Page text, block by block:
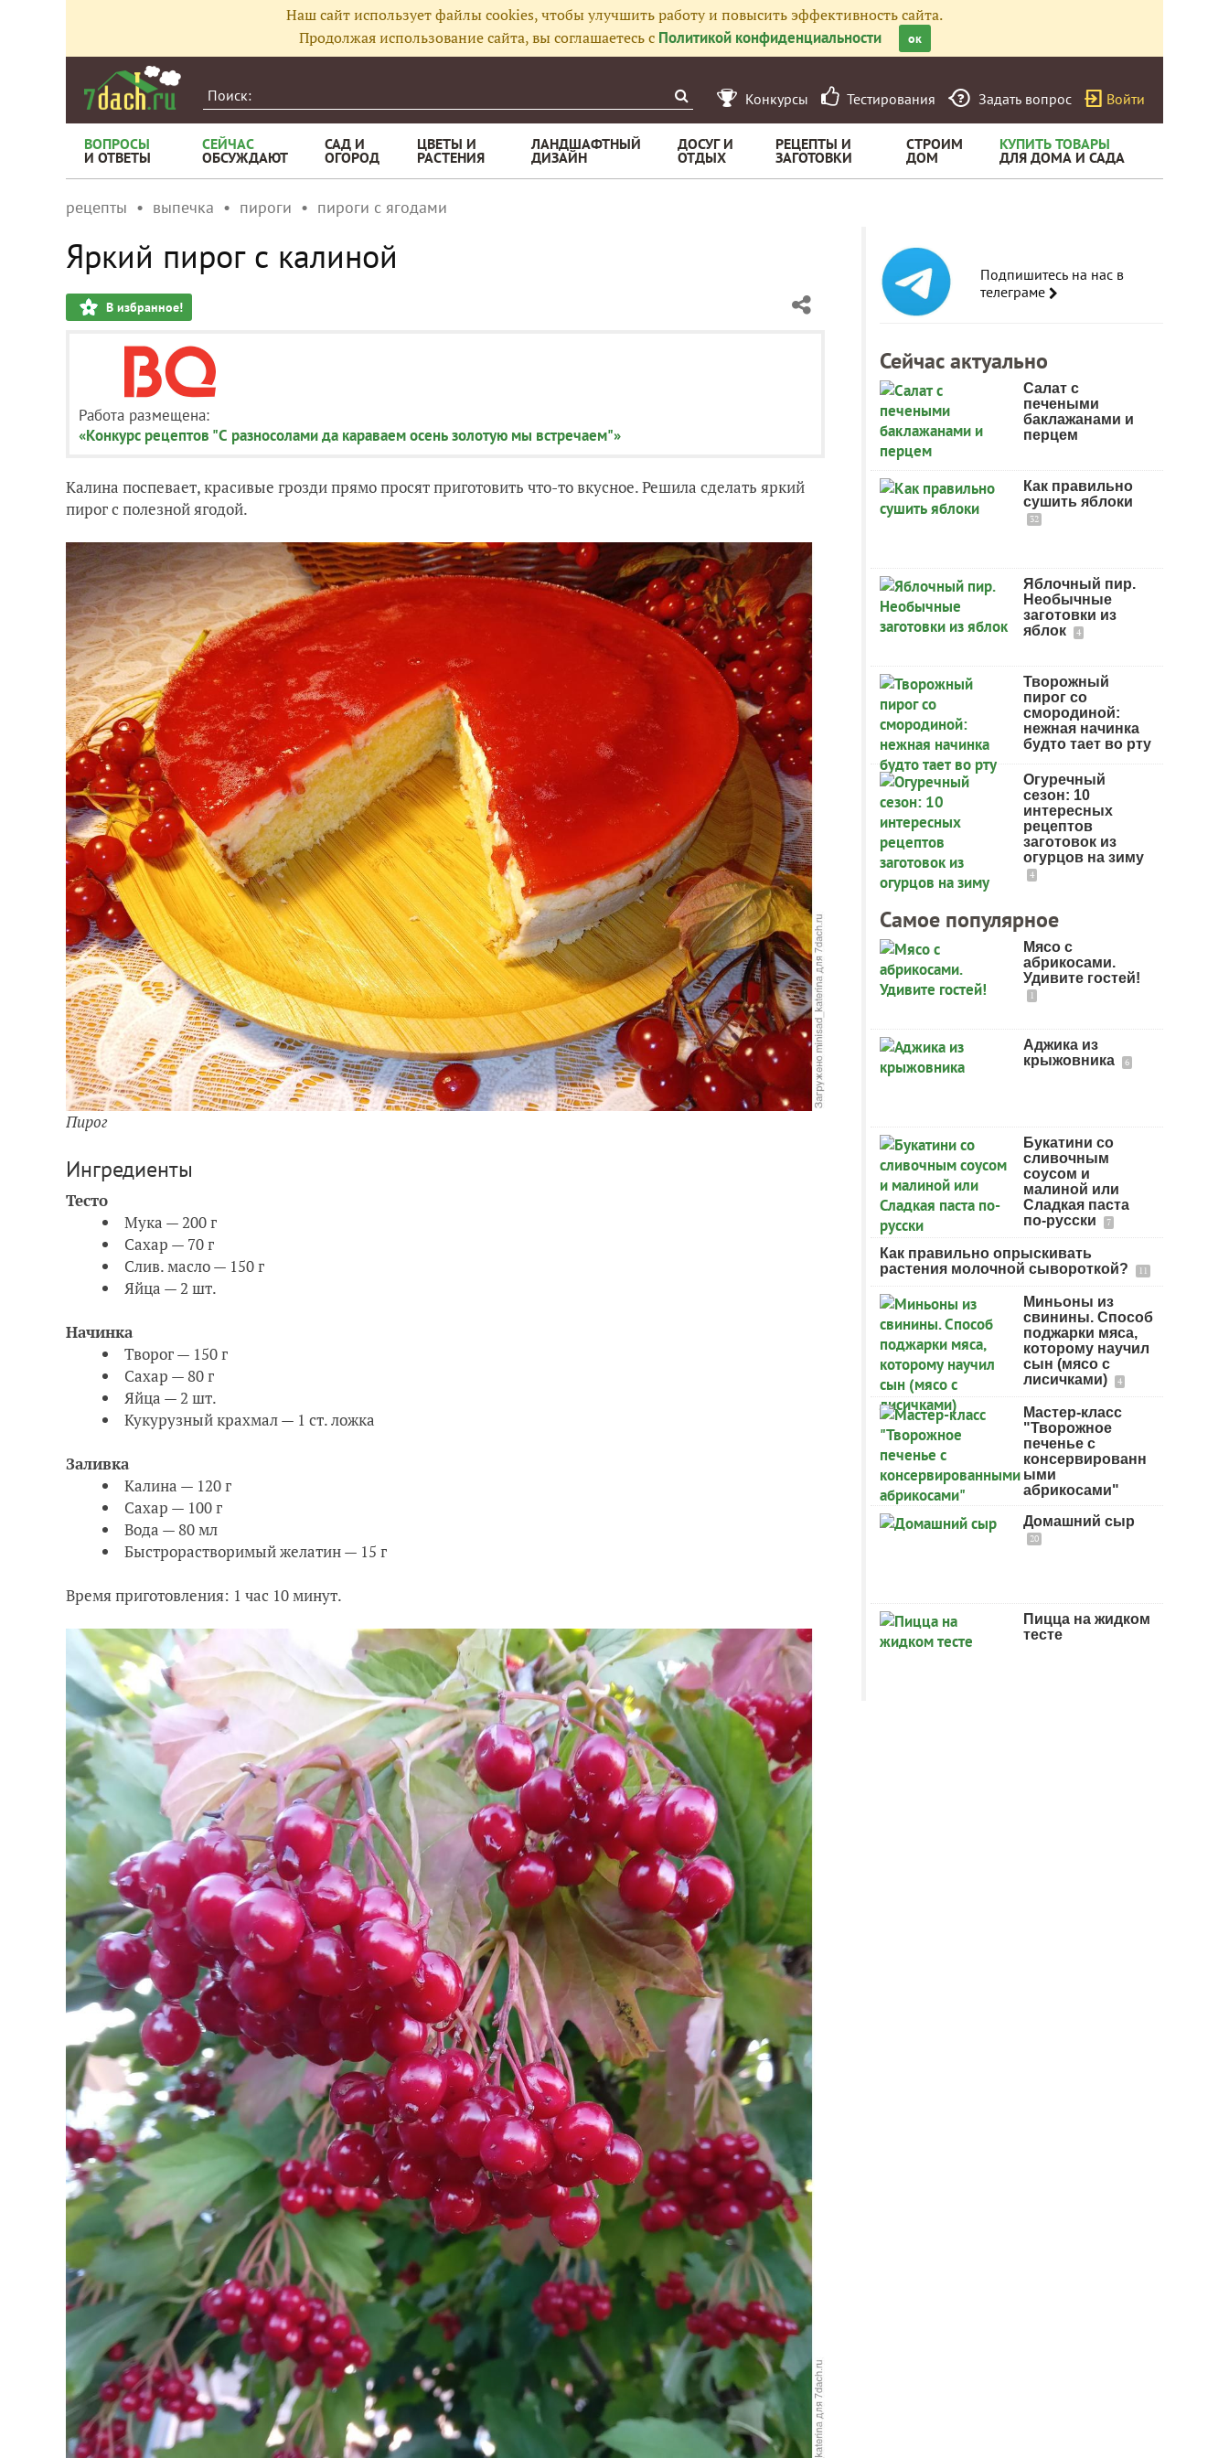
Наш сайт использует файлы cookies, чтобы улучшить работу и повысить эффективность сайта.
Продолжая использование сайта, вы соглашаетесь с Политикой конфиденциальности ок
Конкурсы Тестирования Задать вопрос Войти
ВОПРОСЫ
И ОТВЕТЫ
СЕЙЧАС
ОБСУЖДАЮТ
САД И
ОГОРОД
ЦВЕТЫ И
РАСТЕНИЯ
ЛАНДШАФТНЫЙ
ДИЗАЙН
ДОСУГ И
ОТДЫХ
РЕЦЕПТЫ И
ЗАГОТОВКИ
СТРОИМ
ДОМ
КУПИТЬ ТОВАРЫ
ДЛЯ ДОМА И САДА
рецепты выпечка пироги пироги с ягодами
Яркий пирог с калиной
В избранное!
Работа размещена:
«Конкурс рецептов "С разносолами да караваем осень золотую мы встречаем"»
Калина поспевает, красивые грозди прямо просят приготовить что-то вкусное. Решила сделать яркий
пирог с полезной ягодой.
Пирог
Ингредиенты
Тесто
Мука — 200 г
Сахар — 70 г
Слив. масло — 150 г
Яйца — 2 шт.
Начинка
Творог — 150 г
Сахар — 80 г
Яйца — 2 шт.
Кукурузный крахмал — 1 ст. ложка
Заливка
Калина — 120 г
Сахар — 100 г
Вода — 80 мл
Быстрорастворимый желатин — 15 г
Время приготовления: 1 час 10 минут.
Подпишитесь на нас в
телеграме
Сейчас актуально
Салат с
печеными
баклажанами и
перцем
Как правильно
сушить яблоки
32
Яблочный пир.
Необычные
заготовки из
яблок
4
Творожный
пирог со
смородиной:
нежная начинка
будто тает во рту
Огуречный
сезон: 10
интересных
рецептов
заготовок из
огурцов на зиму
4
Самое популярное
Мясо с
абрикосами.
Удивите гостей!
1
Аджика из
крыжовника
6
Букатини со
сливочным
соусом и
малиной или
Сладкая паста
по-русски
7
Как правильно опрыскивать
растения молочной сывороткой?
11
Миньоны из
свинины. Способ
поджарки мяса,
которому научил
сын (мясо с
лисичками)
4
Мастер-класс
"Творожное
печенье с
консервированн
ыми
абрикосами"
Домашний сыр
20
Пицца на жидком
тесте